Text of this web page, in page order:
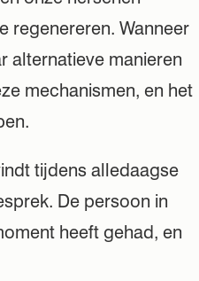
regenereren. Wanneer
alternatieve manieren
mechanismen, en het
tijdens alledaagse
De persoon in
heeft gehad, en